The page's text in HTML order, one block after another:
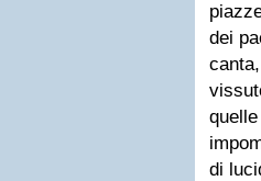
dei
di